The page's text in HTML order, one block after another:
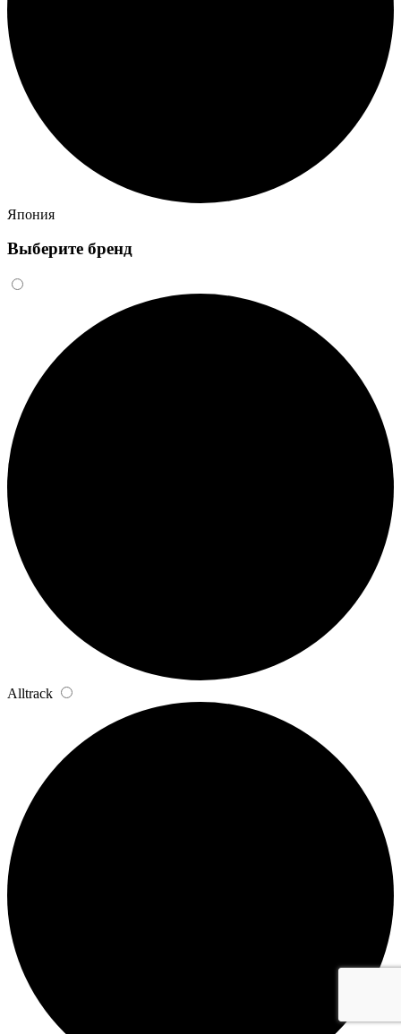
Япония
Выберите бренд
Alltrack